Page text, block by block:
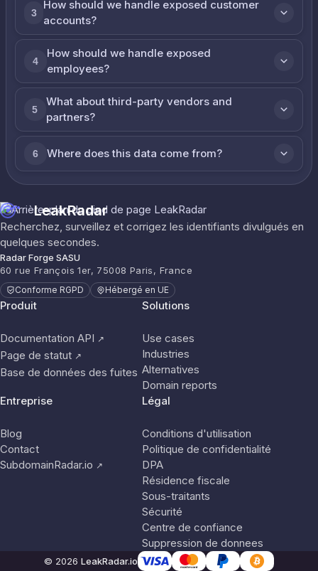
3
How should we handle exposed customer
accounts?
4
How should we handle exposed
employees?
5
What about third-party vendors and
partners?
6 Where does this data come from?
LeakRadar
Recherchez, surveillez et corrigez les identifiants divulgués en
quelques secondes.
Radar Forge SASU
60 rue François 1er, 75008 Paris, France
Conforme RGPD Hébergé en UE
Produit
Documentation API ↗
Page de statut ↗
Base de données des fuites
Solutions
Use cases
Industries
Alternatives
Domain reports
Entreprise
Blog
Contact
SubdomainRadar.io ↗
Légal
Conditions d'utilisation
Politique de confidentialité
DPA
Résidence fiscale
Sous-traitants
Sécurité
Centre de confiance
Suppression de donnees
© 2026 LeakRadar.io